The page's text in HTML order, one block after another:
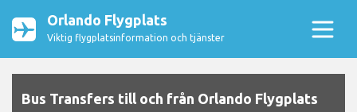
Orlando Flygplats
Viktig flygplatsinformation och tjänster
Bus Transfers till och från Orlando Flygplats